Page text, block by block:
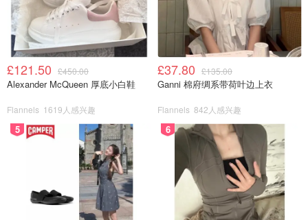
£121.50 £450.00
Alexander McQueen 厚底小白鞋
Flannels 1619人感兴趣
£37.80 £135.00
Ganni 棉府绸系带荷叶边上衣
Flannels 842人感兴趣
5 6